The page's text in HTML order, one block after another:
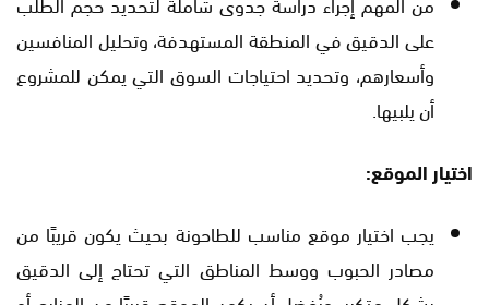
على الدقيق في المنطقة المستهدفة، وتحليل المنافسين
وأسعارهم، وتحديد احتياجات السوق التي يمكن للمشروع
أن يلبيها.
اختيار الموقع:
يجب اختيار موقع مناسب للطاحونة بحيث يكون قريبًا من
مصادر الحبوب ووسط المناطق التي تحتاج إلى الدقيق